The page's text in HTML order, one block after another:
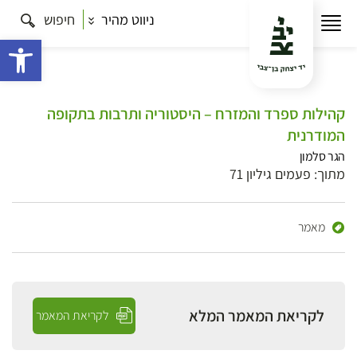
ניווט מהיר חיפוש
קהילות ספרד והמזרח – היסטוריה ותרבות בתקופה
המודרנית
הגר סלמון
מתוך: פעמים גיליון 71
מאמר
לקריאת המאמר המלא לקריאת המאמר